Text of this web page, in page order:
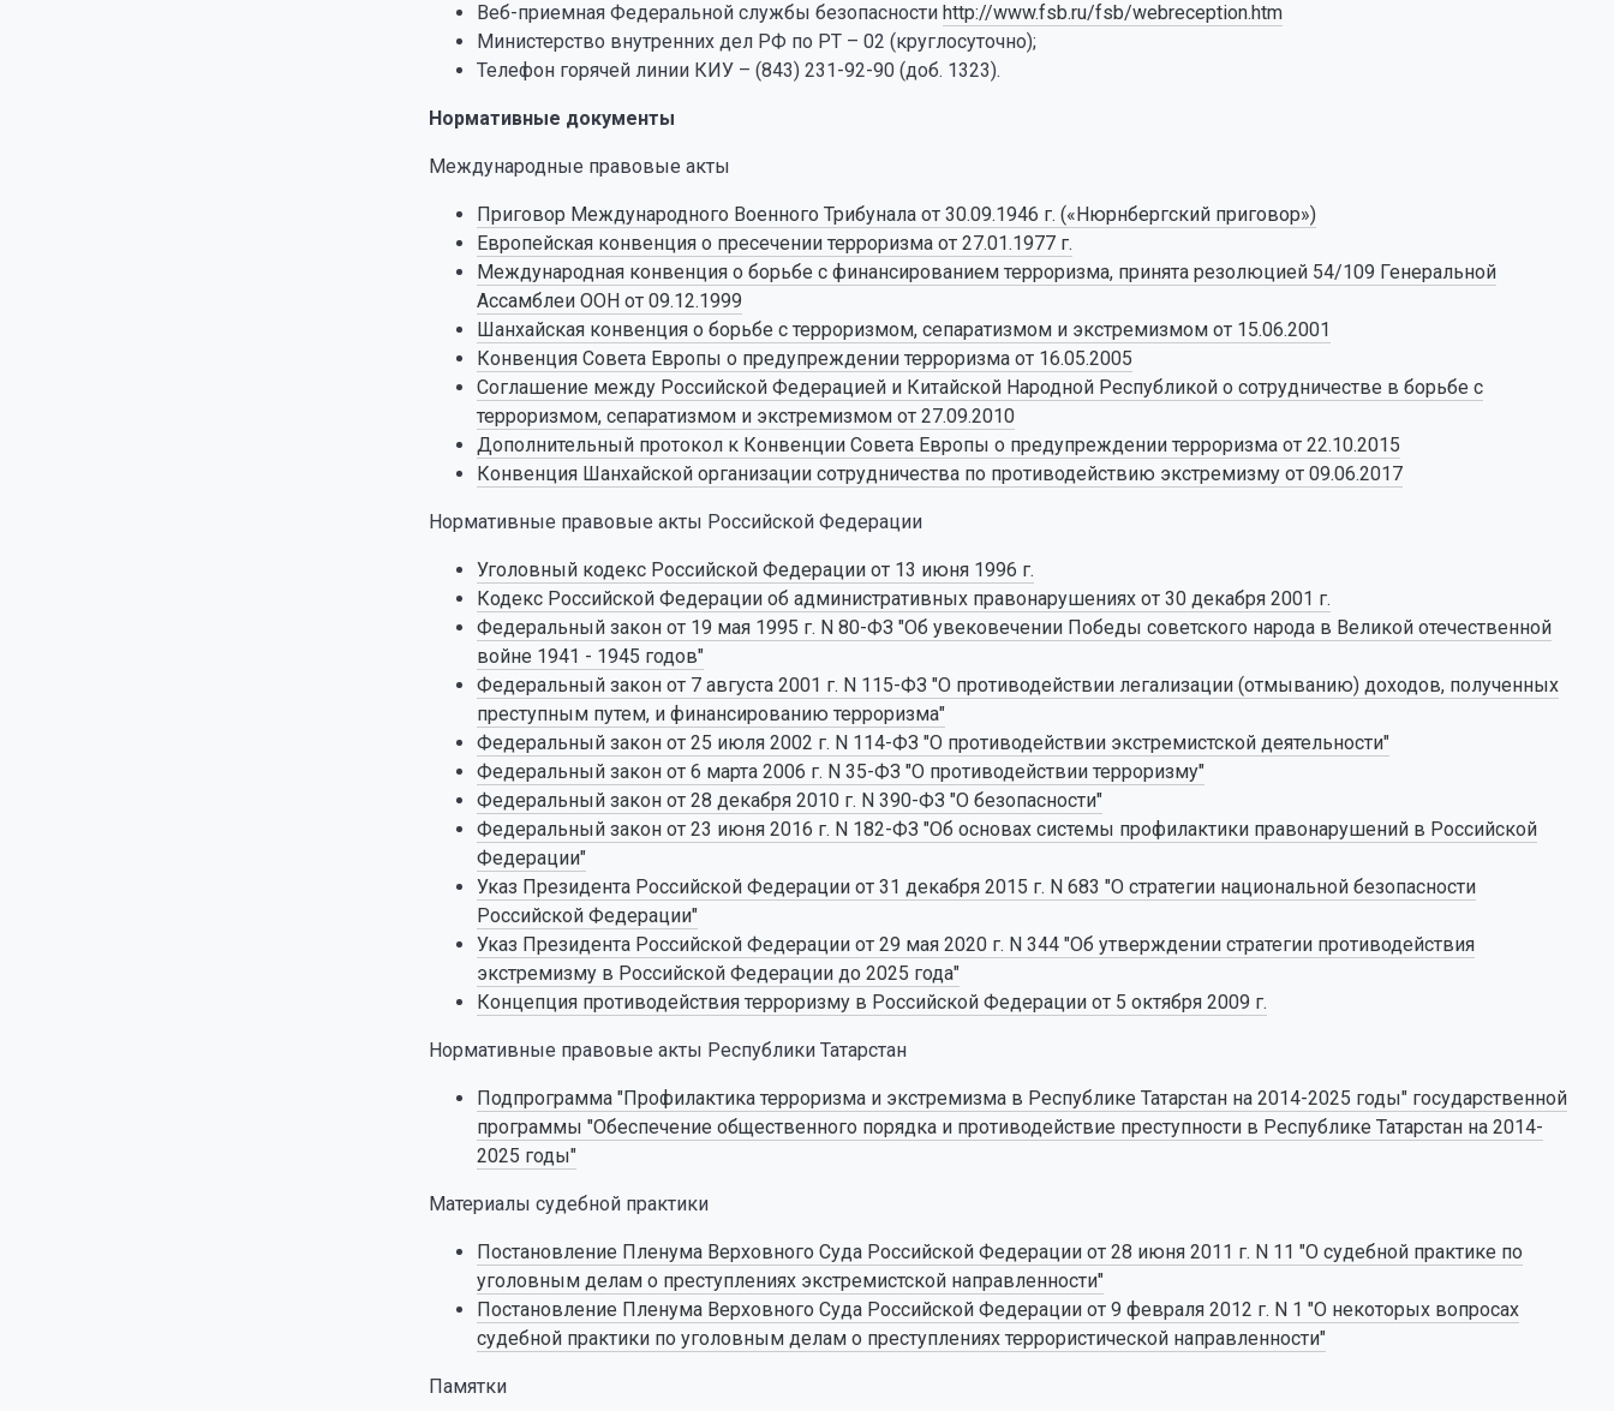
Веб-приемная Федеральной службы безопасности http://www.fsb.ru/fsb/webreception.htm
Министерство внутренних дел РФ по РТ – 02 (круглосуточно);
Телефон горячей линии КИУ – (843) 231-92-90 (доб. 1323).
Нормативные документы
Международные правовые акты
Приговор Международного Военного Трибунала от 30.09.1946 г. («Нюрнбергский приговор»)
Европейская конвенция о пресечении терроризма от 27.01.1977 г.
Международная конвенция о борьбе с финансированием терроризма, принята резолюцией 54/109 Генеральной
Ассамблеи ООН от 09.12.1999
Шанхайская конвенция о борьбе с терроризмом, сепаратизмом и экстремизмом от 15.06.2001
Конвенция Совета Европы о предупреждении терроризма от 16.05.2005
Соглашение между Российской Федерацией и Китайской Народной Республикой о сотрудничестве в борьбе с
терроризмом, сепаратизмом и экстремизмом от 27.09.2010
Дополнительный протокол к Конвенции Совета Европы о предупреждении терроризма от 22.10.2015
Конвенция Шанхайской организации сотрудничества по противодействию экстремизму от 09.06.2017
Нормативные правовые акты Российской Федерации
Уголовный кодекс Российской Федерации от 13 июня 1996 г.
Кодекс Российской Федерации об административных правонарушениях от 30 декабря 2001 г.
Федеральный закон от 19 мая 1995 г. N 80-ФЗ "Об увековечении Победы советского народа в Великой отечественной
войне 1941 - 1945 годов"
Федеральный закон от 7 августа 2001 г. N 115-ФЗ "О противодействии легализации (отмыванию) доходов, полученных
преступным путем, и финансированию терроризма"
Федеральный закон от 25 июля 2002 г. N 114-ФЗ "О противодействии экстремистской деятельности"
Федеральный закон от 6 марта 2006 г. N 35-ФЗ "О противодействии терроризму"
Федеральный закон от 28 декабря 2010 г. N 390-ФЗ "О безопасности"
Федеральный закон от 23 июня 2016 г. N 182-ФЗ "Об основах системы профилактики правонарушений в Российской
Федерации"
Указ Президента Российской Федерации от 31 декабря 2015 г. N 683 "О стратегии национальной безопасности
Российской Федерации"
Указ Президента Российской Федерации от 29 мая 2020 г. N 344 "Об утверждении стратегии противодействия
экстремизму в Российской Федерации до 2025 года"
Концепция противодействия терроризму в Российской Федерации от 5 октября 2009 г.
Нормативные правовые акты Республики Татарстан
Подпрограмма "Профилактика терроризма и экстремизма в Республике Татарстан на 2014-2025 годы" государственной
программы "Обеспечение общественного порядка и противодействие преступности в Республике Татарстан на 2014-
2025 годы"
Материалы судебной практики
Постановление Пленума Верховного Суда Российской Федерации от 28 июня 2011 г. N 11 "О судебной практике по
уголовным делам о преступлениях экстремистской направленности"
Постановление Пленума Верховного Суда Российской Федерации от 9 февраля 2012 г. N 1 "О некоторых вопросах
судебной практики по уголовным делам о преступлениях террористической направленности"
Памятки